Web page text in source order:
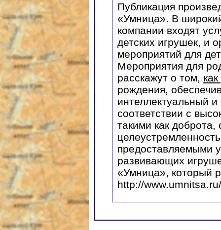
Публикация
«Умница». В
компании входят
детских игрушек, и
мероприятий для
Мероприятия для
расскажут о том,
рождения,
интеллектуальный и
соответствии с
такими как доброта,
предоставляемыми
развивающих
«Умница», который
http://www.umnitsa.ru/